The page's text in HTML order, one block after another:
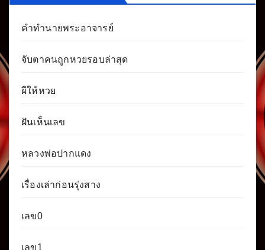
คำทำนายพระอาจารย์
จับตาคนถูกหวยรอบล่าสุด
ผีให้หวย
ฝันเห็นเลข
หลวงพ่อปากแดง
เรื่องเล่าก่อนรุ่งสาง
เลข0
เลข1